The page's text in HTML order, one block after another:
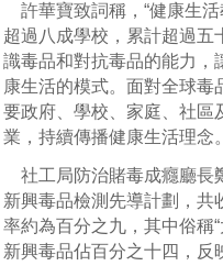
許華寶致詞稱，“健康生
超過八成學校，累計超過五
識毒品和對抗毒品的能力，
康生活的模式。面對全球
要政府、學校、家庭、社區
業，持續傳播健康生活理念
社工局防治賭毒成癮廳長
新興毒品檢測先導計劃，共
率約為百分之九，其中俗稱
新興毒品佔百分之十四，反